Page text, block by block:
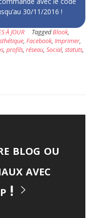
30/11/2016 !
À JOUR TaggedBlook,
, Facebook, Imprimer,
, profils, réseau, Social, statuts,
blog ou
avec
!